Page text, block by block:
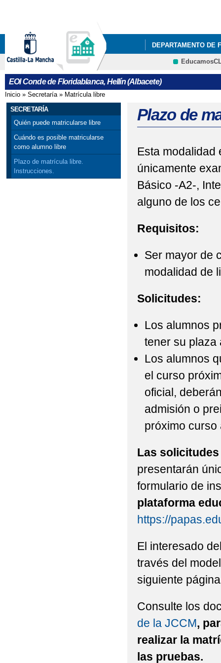
DEPARTAMENTO DE
NUESTRO CENTRO
DEPARTAMENTO DE
EOI Conde de Floridablanca, Hellín (Albacete)
Se encuentra usted aquí
Inicio » Secretaría» Matrícula libre
SECRETARÍA
Quién puede matricularse libre
Cuándo es posible matricularse
como alumno libre
Plazo de matrícula libre.
Instrucciones.
Plazo de
Esta modalidad
únicamente
Básico -A2-,
alguno de los
Requisitos:
Ser mayor de
modalidad de
Solicitudes:
Los alumnos
tener su plaza
Los alumnos
el curso
oficial,
admisión o
próximo curso
Las
presentarán
formulario de
plataforma
https://
El interesado
través del
siguiente
Consulte los
de la JCCM,
realizar la
las pruebas.